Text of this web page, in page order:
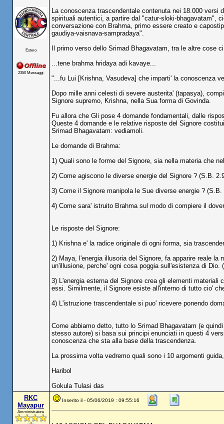
Estero
2350 Messaggi
La conoscenza trascendentale contenuta nei 18.000
spirituali autentici, a partire dal "catur-sloki-bhagavatam",
conversazione con Brahma, primo essere creato e
gaudiya-vaisnava-sampradaya".
Il primo verso dello Srimad Bhagavatam, tra le altre cose
...tene brahma hridaya adi kavaye...
"...fu Lui [Krishna, Vasudeva] che imparti' la conoscenza
Dopo mille anni celesti di severe austerita' (tapasya),
Signore supremo, Krishna, nella Sua forma di Govinda.
Fu allora che Gli pose 4 domande fondamentali, dalle
Queste 4 domande e le relative risposte del Signore
Srimad Bhagavatam: vediamoli.
Le domande di Brahma:
1) Quali sono le forme del Signore, sia nella materia che
2) Come agiscono le diverse energie del Signore ? (S.B.
3) Come il Signore manipola le Sue diverse energie ? (S.B.
4) Come sara' istruito Brahma sul modo di compiere il
Le risposte del Signore:
1) Krishna e' la radice originale di ogni forma, sia
2) Maya, l'energia illusoria del Signore, fa apparire reale
un'illusione, perche' ogni cosa poggia sull'esistenza di Dio.
3) L'energia esterna del Signore crea gli elementi
essi. Similmente, il Signore esiste all'interno di tutto cio'
4) L'istruzione trascendentale si puo' ricevere ponendo
Come abbiamo detto, tutto lo Srimad Bhagavatam (e
stesso autore) si basa sui principi enunciati in questi 4
conoscenza che sta alla base della trascendenza.
La prossima volta vedremo quali sono i 10 argomenti
Haribol
Gokula Tulasi das
RKC
Mayapur
Amministratore
Inserito il - 05/06/2019 : 09:55:16